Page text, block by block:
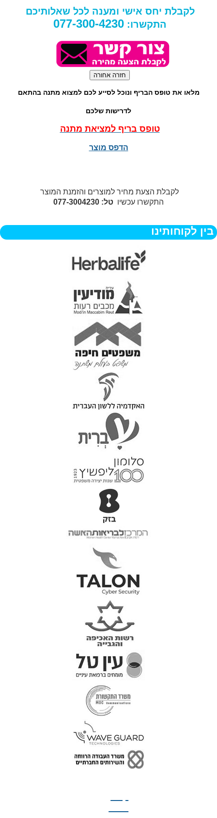
לקבלת יחס אישי ומענה לכל שאלותיכם
התקשרו: 077-300-4230
מלאו את טופס הבריף ונוכל לסייע לכם למצוא מתנה בהתאם
לדרישות שלכם
טופס בריף למציאת מתנה
הדפס מוצר
לקבלת הצעת מחיר למוצרים והזמנת המוצר
התקשרו עכשיו טל: 077-3004230
בין לקוחותינו